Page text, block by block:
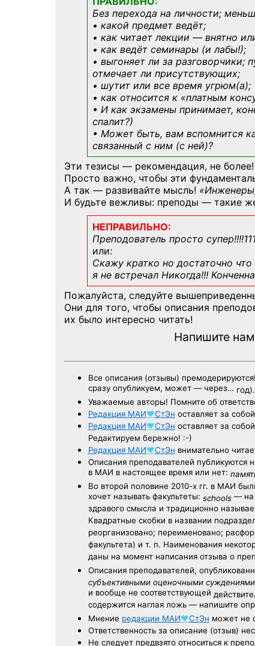
Без перехода на личности;
• какой предмет ведёт;
• как читает лекции — внятно
• как ведёт семинары (и лабы!);
• выгоняет ли за разговорчики;
отмечает ли присутствующих;
• шутит или все время угрюм(а);
• как относится к «платным
• И как экзамены принимает,
спалит?)
• Может быть, вам вспомнится
связанный с ним (с ней)?
Эти тезисы — рекомендация, не более!
Просто важно, чтобы эти
А так — развивайте мысль!
И будьте вежливы: преподы — такие
НЕПРАВИЛЬНО:
Преподователь просто
или:
Скажу кратко но достаточно
я не встречал Никогда!!!
Пожалуйста, следуйте
Они для того, чтобы описания
их было интересно читать!
Напишите
Все описания (отзывы)
сразу опубликуем, может — через…
Уважаемые авторы! Помните об
Редакция МАИ♥СтЭн оставляет за
Редакция МАИ♥СтЭн оставляет за
Редактируем бережно! :-)
Редакция МАИ♥СтЭн внимательно
Описания преподавателей публикуются
в МАИ в настоящее время или нет:
Во второй половине 2010-х гг. в МАИ
хочет называть факультеты: schools— на
здравого смысла и традиционно
Квадратные скобки в названии
реорганизовано; переименовано;
факультета) и т. п. Наименования
даны на момент написания отзыва о
Описания преподавателей,
субъективными оценочными суждениями
и вообще не соответствующей
содержится наглая ложь — напишите
Мнение редакции МАИ♥СтЭн может не
Ответственность за описание (отзыв)
Не следуетпредвзято относиться к